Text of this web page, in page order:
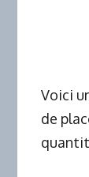
Voici
de